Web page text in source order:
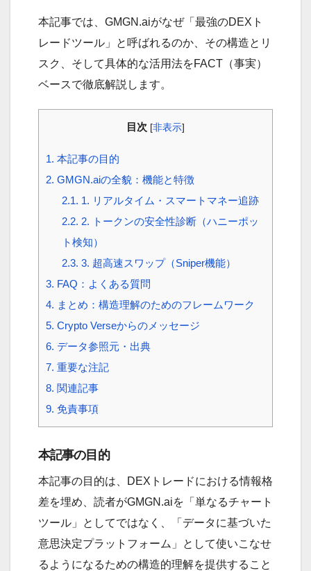
本記事では、GMGN.aiがなぜ「最強のDEXト
レードツール」と呼ばれるのか、その構造とリ
スク、そして具体的な活用法をFACT（事実）
ベースで徹底解説します。
目次 [非表示]
1. 本記事の目的
2. GMGN.aiの全貌：機能と特徴
2.1. 1. リアルタイム・スマートマネー追跡
2.2. 2. トークンの安全性診断（ハニーポッ
ト検知）
2.3. 3. 超高速スワップ（Sniper機能）
3. FAQ：よくある質問
4. まとめ：構造理解のためのフレームワーク
5. Crypto Verseからのメッセージ
6. データ参照元・出典
7. 重要な注記
8. 関連記事
9. 免責事項
本記事の目的
本記事の目的は、DEXトレードにおける情報格
差を埋め、読者がGMGN.aiを「単なるチャート
ツール」としてではなく、「データに基づいた
意思決定プラットフォーム」として使いこなせ
るようになるための構造的理解を提供すること